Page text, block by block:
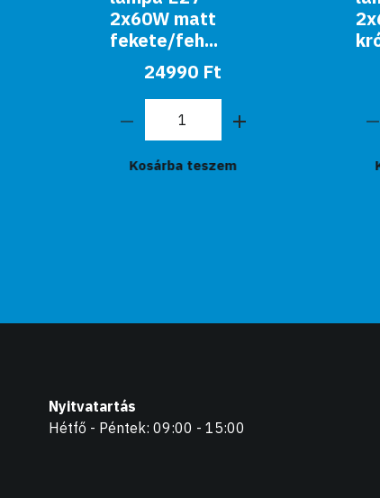
2x60W matt
fekete/feh...
Kosárba teszem
2x60W szatin
Kosárba teszem
Nyitvatartás
Hétfő - Péntek: 09:00 - 15:00